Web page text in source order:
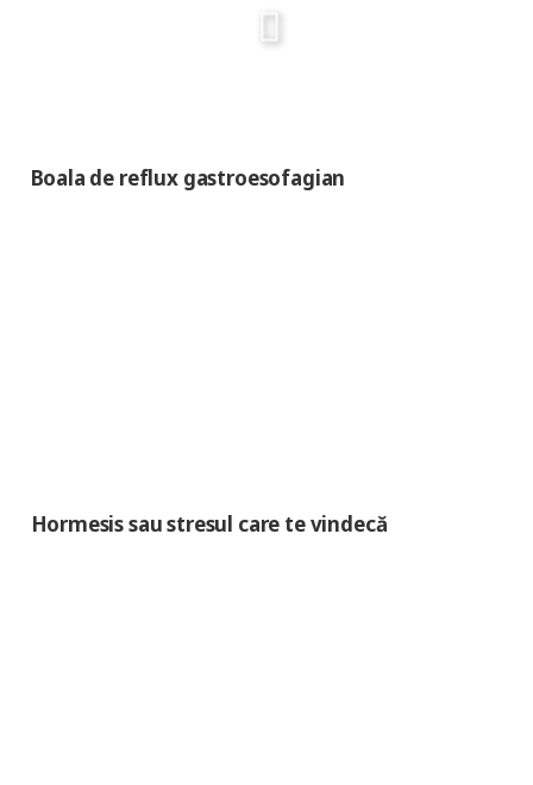
Boala de reflux gastroesofagian
Hormesis sau stresul care te vindecă